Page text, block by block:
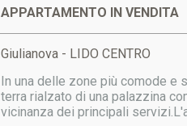
APPARTAMENTO IN VENDITA
Giulianova - LIDO CENTRO
In una delle zone più comode e
terra rialzato di una palazzina
vicinanza dei principali